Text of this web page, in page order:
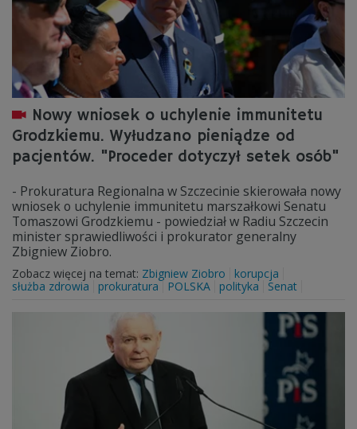
Nowy wniosek o uchylenie immunitetu
Grodzkiemu. Wyłudzano pieniądze od
pacjentów. "Proceder dotyczył setek osób"
- Prokuratura Regionalna w Szczecinie skierowała nowy
wniosek o uchylenie immunitetu marszałkowi Senatu
Tomaszowi Grodzkiemu - powiedział w Radiu Szczecin
minister sprawiedliwości i prokurator generalny
Zbigniew Ziobro.
Zobacz więcej na temat: Zbigniew Ziobro
korupcja
służba zdrowia
prokuratura POLSKA polityka Senat